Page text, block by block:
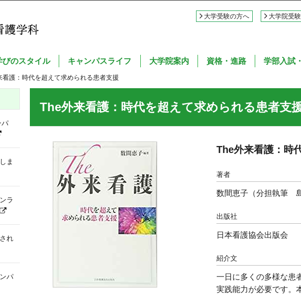
大学受験の方へ 大学院受
びのスタイル キャンパスライフ 大学院案内 資格・進路 学部入試
護：時代を超えて求められる患者支援
The外来看護：時代を超えて求められる患者支
The外来看護：時
著者
数間恵子（分担執筆
出版社
日本看護協会出版会
紹介文
一日に多くの多様な患
実践能力が必要です。
パ
ま
ラ
れ
パ